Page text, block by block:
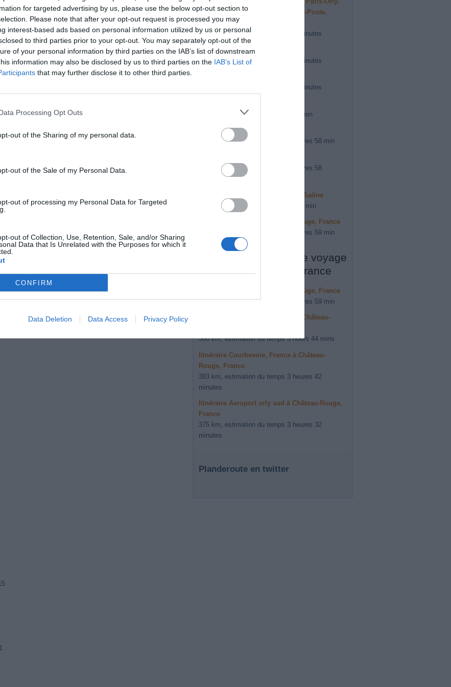
for targeted advertising by us, please use the below opt-out section to
Please note that after your opt-out request is processed you may
interest-based ads based on personal information utilized by us or personal
to third parties prior to your opt-out. You may separately opt-out of the
of your personal information by third parties on the IAB’s list of downstream
information may also be disclosed by us to third parties on the IAB’s List of
that may further disclose it to other third parties.
Processing Opt Outs
out of the Sharing of my personal data.
out of the Sale of my Personal Data.
out of processing my Personal Data for Targeted
out of Collection, Use, Retention, Sale, and/or Sharing
Data that Is Unrelated with the Purposes for which it
CONFIRM
Data Deletion Data Access Privacy Policy
de 30)
Terminal Sud, 91551 Paray-Vieille-Poste,
France.
23,8 km, estimation du temps 26 minutes
Itinéraire Montreuil à Argenteuil
25,7 km, estimation du temps 27 minutes
70,7 km, estimation du temps 56 minutes
763 km, estimation du temps 7h 4 min
Itinéraire Montreuil à Bonnat
346 km, estimation du temps 3 heures 58 min
767 km, estimation du temps 6 heures 58
Itinéraire Montreuil à Chalon-sur-Saône
606 km, estimation du temps 5h 40 min
Itinéraire Montreuil à Château-Rouge, France
391 km, estimation du temps 3 heures 59 min
Autres destinations de voyage
en Château-Rouge, France
Itinéraire Montreuil à Château-Rouge, France
391 km, estimation du temps 3 heures 59 min
Itinéraire Villemomble, France à Château-
360 km, estimation du temps 3 hours 44 mins
Itinéraire Courbevoie, France à Château-
Rouge, France
383 km, estimation du temps 3 heures 42
minutes
Itinéraire Aeroport orly sud à Château-Rouge,
France
375 km, estimation du temps 3 heures 32
minutes
Planderoute en twitter